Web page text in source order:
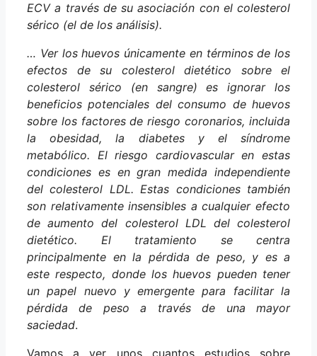
ECV a través de su asociación con el colesterol
sérico (el de los análisis).
… Ver los huevos únicamente en términos de los
efectos de su colesterol dietético sobre el
colesterol sérico (en sangre) es ignorar los
beneficios potenciales del consumo de huevos
sobre los factores de riesgo coronarios, incluida
la obesidad, la diabetes y el síndrome
metabólico. El riesgo cardiovascular en estas
condiciones es en gran medida independiente
del colesterol LDL. Estas condiciones también
son relativamente insensibles a cualquier efecto
de aumento del colesterol LDL del colesterol
dietético. El tratamiento se centra
principalmente en la pérdida de peso, y es a
este respecto, donde los huevos pueden tener
un papel nuevo y emergente para facilitar la
pérdida de peso a través de una mayor
saciedad.